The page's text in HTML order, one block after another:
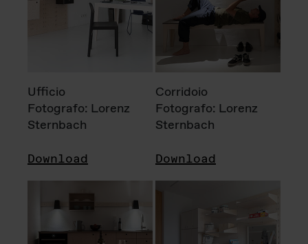
Ufficio
Fotografo: Lorenz
Sternbach
Download
Corridoio
Fotografo: Lorenz
Sternbach
Download